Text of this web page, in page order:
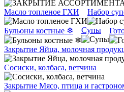
Масло топленое ГХИ Набор
Бульоны костные ❄ Супы
Закрытие Яйца, молочная
Сосиски, колбаса, ветчина
Закрытие Мясо, птица и